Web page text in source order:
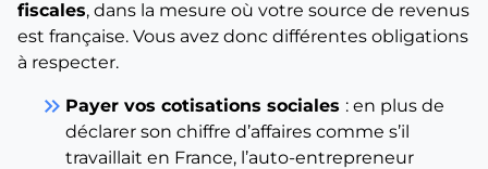
fiscales, dans la mesure où votre source de revenus
est française. Vous avez donc différentes obligations
à respecter.
keyboard_double_arrow_right Payer vos cotisations sociales : en plus de
déclarer son chiffre d’affaires comme s’il
travaillait en France, l’auto-entrepreneur